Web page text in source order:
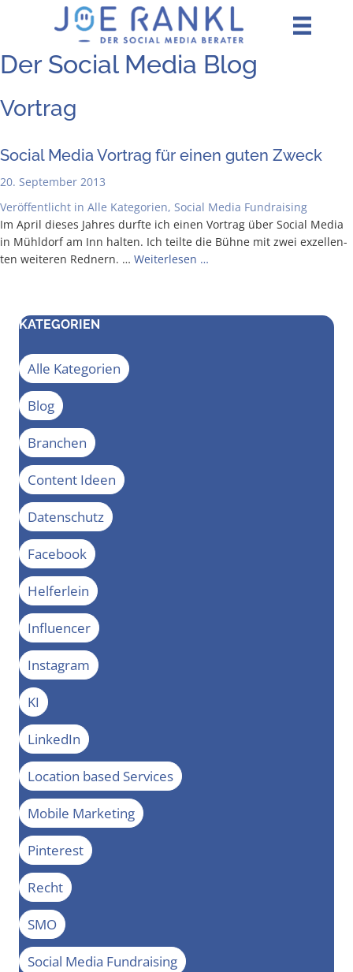
Der Social Media Blog
Vortrag
Social Media Vor­trag für einen guten Zweck
20. September 2013
Veröffentlicht in Alle Kategorien, Social Media Fundraising
Im April die­ses Jah­res durf­te ich einen Vor­trag über Social Media
in Mühl­dorf am Inn hal­ten. Ich teil­te die Büh­ne mit zwei exzel­len­
ten wei­te­ren Red­nern. … Wei­ter­le­sen …
KATEGORIEN
Alle Kategorien
Blog
Branchen
Content Ideen
Datenschutz
Facebook
Helferlein
Influencer
Instagram
KI
LinkedIn
Location based Services
Mobile Marketing
Pinterest
Recht
SMO
Social Media Fundraising